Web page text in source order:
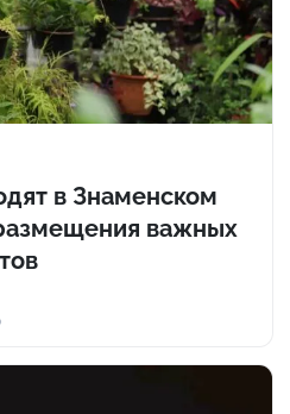
в Знаменском
важных